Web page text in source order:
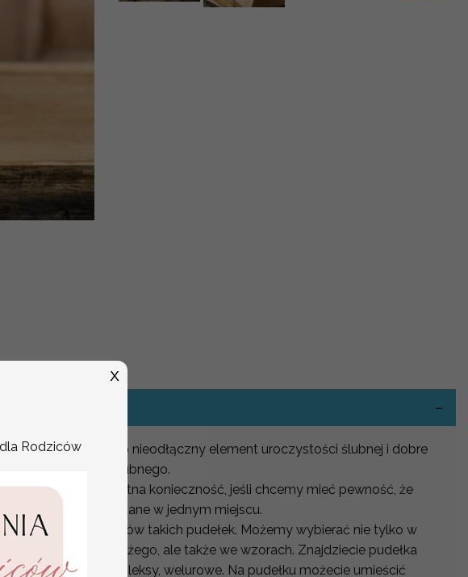
na koperty to nieodłączny element uroczystości ślubnej i dobre
„prezentu” ślubnego.
na koperty to absolutna konieczność, jeśli chcemy mieć pewność, że
koperty będą składane w jednym miejscu.
mamy wiele wzorów takich pudełek. Możemy wybierać nie tylko w
od małego do dużego, ale także we wzorach. Znajdziecie pudełka
z przezroczystej pleksy, welurowe. Na pudełku możecie umieścić
Rodziców
X